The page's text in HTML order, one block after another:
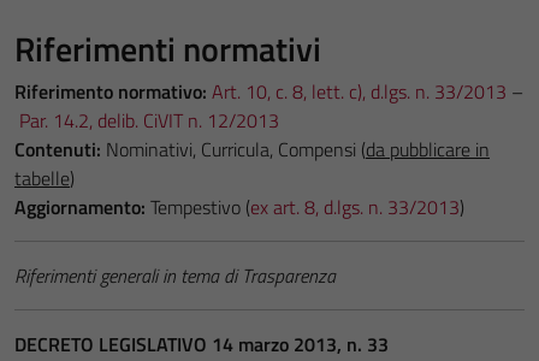
Riferimenti normativi
Riferimento normativo: Art. 10, c. 8, lett. c), d.lgs. n. 33/2013 –
Par. 14.2, delib. CiVIT n. 12/2013
Contenuti: Nominativi, Curricula, Compensi (da pubblicare in
tabelle)
Aggiornamento: Tempestivo (ex art. 8, d.lgs. n. 33/2013)
Riferimenti generali in tema di Trasparenza
DECRETO LEGISLATIVO 14 marzo 2013, n. 33